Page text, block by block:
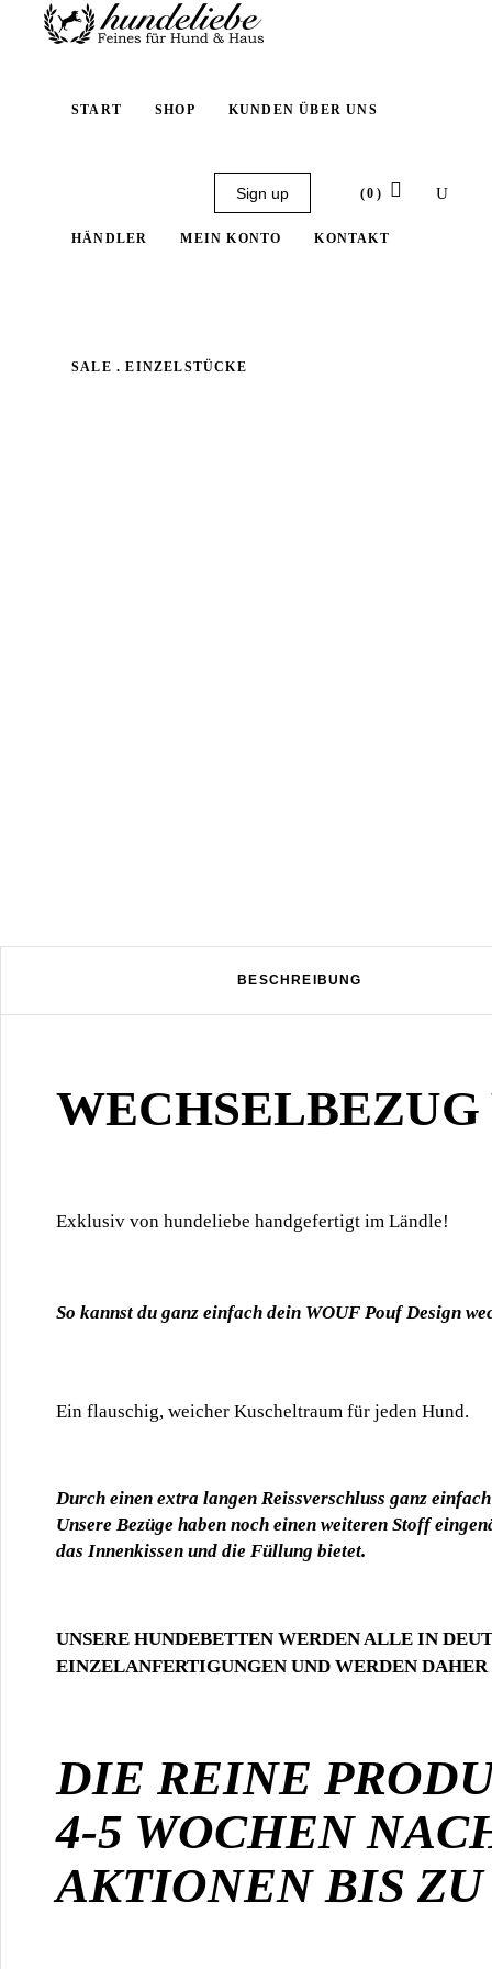
START SHOP KUNDEN ÜBER UNS
HÄNDLER MEIN KONTO KONTAKT
SALE . EINZELSTÜCKE
Sign up (0)
BESCHREIBUNG
WECHSELBEZUG
Exklusiv von hundeliebe handgefertigt im Ländle!
So kannst du ganz einfach dein WOUF Pouf Design
Ein flauschig, weicher Kuscheltraum für jeden Hund.
Durch einen extra langen Reissverschluss ganz
Unsere Bezüge haben noch einen weiteren Stoff
das Innenkissen und die Füllung bietet.
UNSERE HUNDEBETTEN WERDEN ALLE IN
EINZELANFERTIGUNGEN UND WERDEN
DIE REINE
4-5 WOCHEN
AKTIONEN BIS